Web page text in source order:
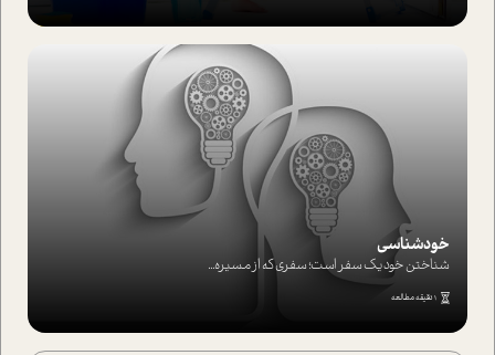
خودشناسی
شناختن خود یک سفر است؛ سفری که از مسیره...
1 دقیقه مطالعه